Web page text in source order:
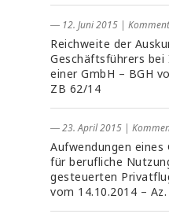
― 12. Juni 2015 |
Reichweite der
Geschäftsführers bei
einer GmbH – BGH
ZB 62/14
― 23. April 2015 |
Aufwendungen eines
für berufliche
gesteuerten
vom 14.10.2014 –